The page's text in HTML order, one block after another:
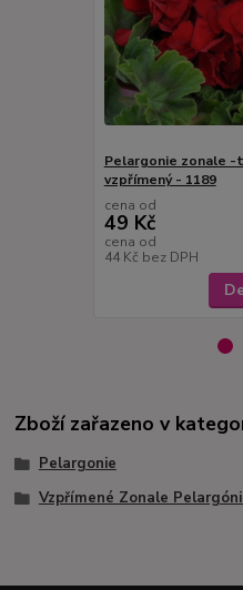
Pelargonie zonale -
vzpřímený - 1189
cena od
49 Kč
cena od
44 Kč bez DPH
Zboží zařazeno v
Pelargonie
Vzpřímené Zonale